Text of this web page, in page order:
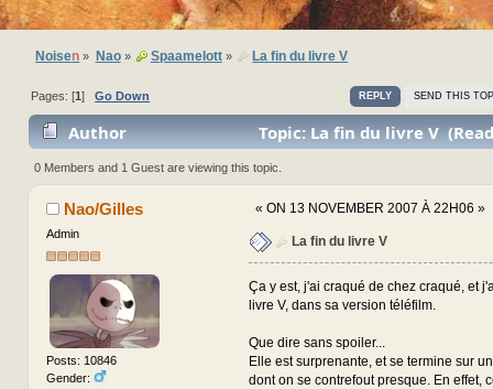
Noisen » Nao» Spaamelott» La fin du livre V
REPLY SEND THIS
Pages: [1]Go Down
Author Topic: La fin du livre V
0 Members and 1 Guest are viewing this topic.
Nao/Gilles
Admin
Posts: 10846
Gender:
« ON 13 NOVEMBER 2007 À 22H06 »
La fin du livre V
Ça y est, j'ai craqué de chez craqué, et
livre V, dans sa version téléfilm.
Que dire sans spoiler...
Elle est surprenante, et se termine sur
dont on se contrefout presque. En effet,